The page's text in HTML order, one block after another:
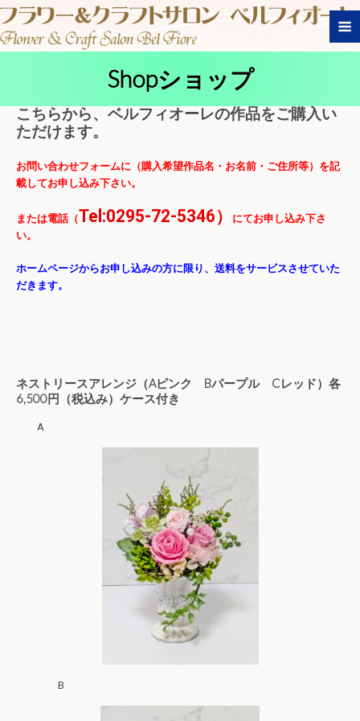
Shopショップ
こちらから、ベルフィオーレの作品をご購入い
ただけます。
お問い合わせフォームに（購入希望作品名・お名前・ご住所等）を記
載してお申し込み下さい。
または電話（Tel:0295-72-5346）
にてお申し込み下さ
い。
ホームページからお申し込みの方に限り、送料をサービスさせていた
だきます。
ネストリースアレンジ（Aピンク Bパープル Cレッド）各
6,500円（税込み）ケース付き
A
B